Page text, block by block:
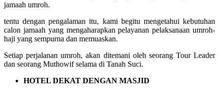
jamaah umroh.
tentu dengan pengalaman itu, kami begitu mengetahui kebutuhan
calon jamaah yang mengaharapkan pelayanan pelaksanaan umroh-
haji yang sempurna dan memuaskan.
Setiap perjalanan umroh, akan ditemani oleh seorang Tour Leader
dan seorang Muthowif selama di Tanah Suci.
HOTEL DEKAT DENGAN MASJID